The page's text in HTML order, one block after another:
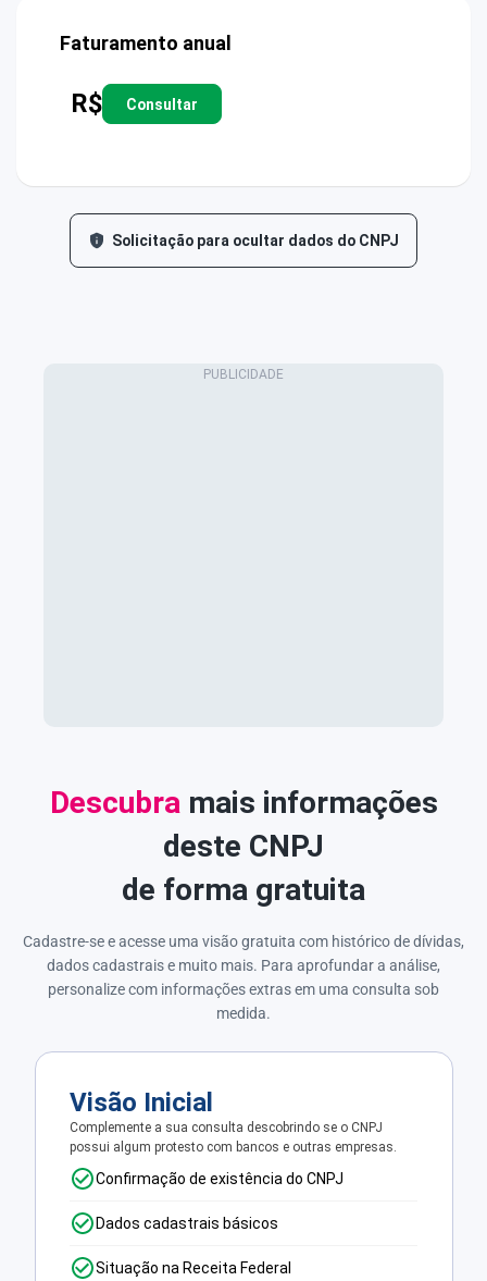
Faturamento anual
R$ Consultar
Solicitação para ocultar dados do CNPJ
Descubramais informações
deste CNPJ
de forma gratuita
Cadastre-se e acesse uma visão gratuita com histórico de dívidas,
dados cadastrais e muito mais. Para aprofundar a análise,
personalize com informações extras em uma consulta sob
medida.
Visão Inicial
Complemente a sua consulta descobrindo se o CNPJ
possui algum protesto com bancos e outras empresas.
Confirmação de existência do CNPJ
Dados cadastrais básicos
Situação na Receita Federal